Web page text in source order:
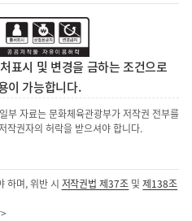
표시 및 변경을 금하는 조건으로
이 가능합니다.
부 자료는 문화체육관광부가 저작권 전부를
작권자의 허락을 받으셔야 합니다.
하며, 위반 시 저작권법 제37조 및제138조
>